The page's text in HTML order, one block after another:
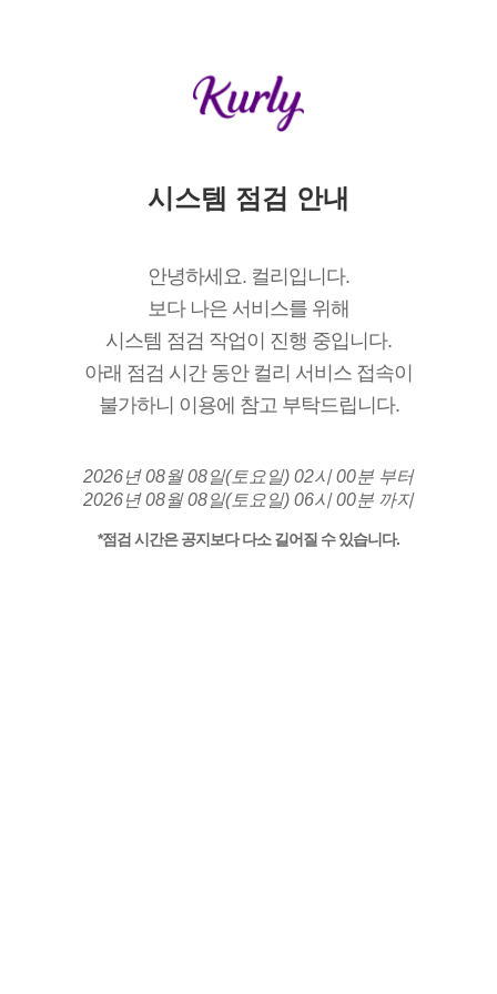
시스템 점검 안내
안녕하세요. 컬리입니다.
보다 나은 서비스를 위해
시스템 점검 작업이 진행 중입니다.
아래 점검 시간 동안 컬리 서비스 접속이
불가하니 이용에 참고 부탁드립니다.
2026년 08월 08일(토요일) 02시 00분 부터
2026년 08월 08일(토요일) 06시 00분 까지
*점검 시간은 공지보다 다소 길어질 수 있습니다.